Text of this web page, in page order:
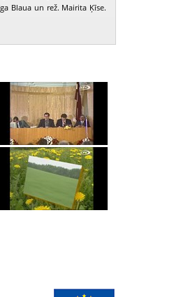
Blaua un rež. Mairita Ķīse.